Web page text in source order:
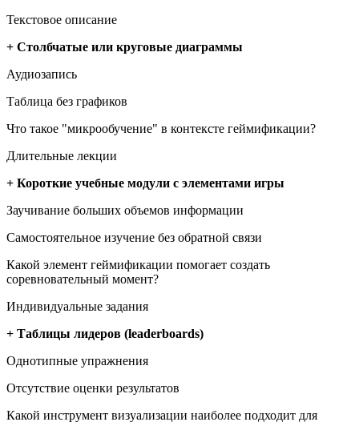
Текстовое описание
+ Столбчатые или круговые диаграммы
Аудиозапись
Таблица без графиков
Что такое "микрообучение" в контексте геймификации?
Длительные лекции
+ Короткие учебные модули с элементами игры
Заучивание больших объемов информации
Самостоятельное изучение без обратной связи
Какой элемент геймификации помогает создать
соревновательный момент?
Индивидуальные задания
+ Таблицы лидеров (leaderboards)
Однотипные упражнения
Отсутствие оценки результатов
Какой инструмент визуализации наиболее подходит для